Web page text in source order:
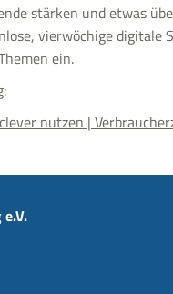
stärken und etwas
vierwöchige
ein.
nutzen |